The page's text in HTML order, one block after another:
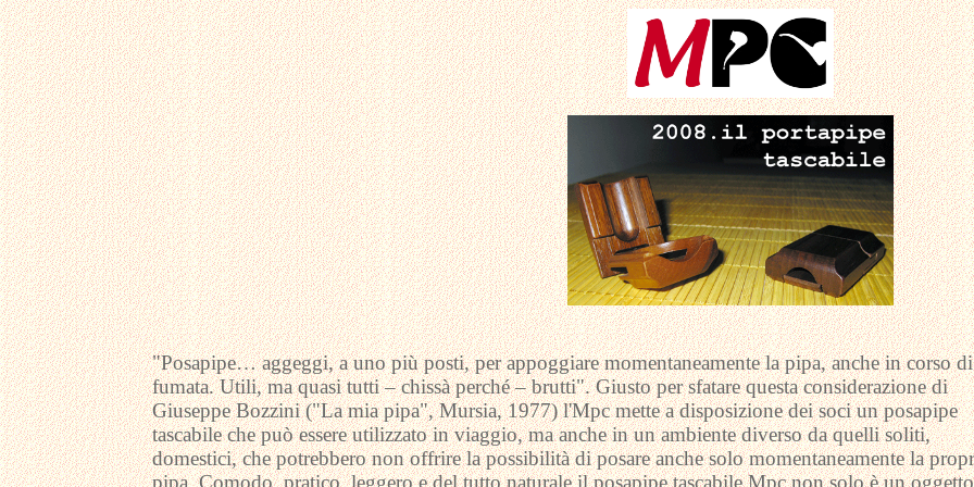
"Posapipe… aggeggi, a uno più posti, per appoggiare momentaneamente la pipa, anche in corso di
fumata. Utili, ma quasi tutti – chissà perché – brutti". Giusto per sfatare questa considerazione di
Giuseppe Bozzini ("La mia pipa", Mursia, 1977) l'Mpc mette a disposizione dei soci un posapipe
tascabile che può essere utilizzato in viaggio, ma anche in un ambiente diverso da quelli soliti,
domestici, che potrebbero non offrire la possibilità di posare anche solo momentaneamente la
pipa. Comodo, pratico, leggero e del tutto naturale il posapipe tascabile Mpc non solo è un oggetto